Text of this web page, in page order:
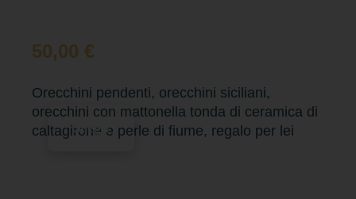
50,00 €
Orecchini pendenti, orecchini siciliani,
orecchini con mattonella tonda di ceramica di
caltagirone e perle di fiume, regalo per lei
Scegli